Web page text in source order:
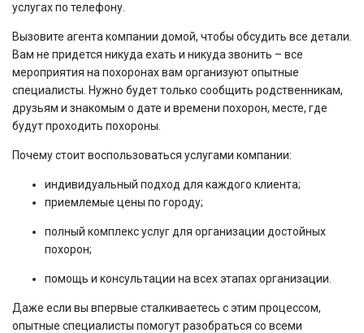
услугах по телефону.
Вызовите агента компании домой, чтобы обсудить все детали.
Вам не придется никуда ехать и никуда звонить – все
мероприятия на похоронах вам организуют опытные
специалисты. Нужно будет только сообщить родственникам,
друзьям и знакомым о дате и времени похорон, месте, где
будут проходить похороны.
Почему стоит воспользоваться услугами компании:
индивидуальный подход для каждого клиента;
приемлемые цены по городу;
полный комплекс услуг для организации достойных
похорон;
помощь и консультации на всех этапах организации.
Даже если вы впервые сталкиваетесь с этим процессом,
опытные специалисты помогут разобраться со всеми